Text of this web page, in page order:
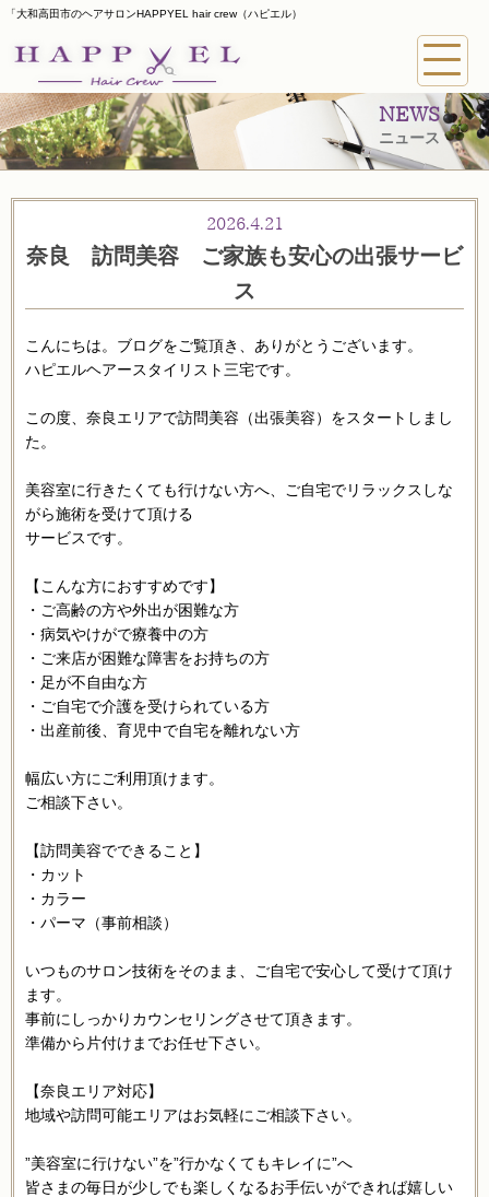
「大和高田市のヘアサロンHAPPYEL hair crew（ハピエル）
NEWS
ニュース
2026.4.21
奈良 訪問美容 ご家族も安心の出張サービ
ス
こんにちは。ブログをご覧頂き、ありがとうございます。
ハピエルヘアースタイリスト三宅です。
この度、奈良エリアで訪問美容（出張美容）をスタートしまし
た。
美容室に行きたくても行けない方へ、ご自宅でリラックスしな
がら施術を受けて頂ける
サービスです。
【こんな方におすすめです】
・ご高齢の方や外出が困難な方
・病気やけがで療養中の方
・ご来店が困難な障害をお持ちの方
・足が不自由な方
・ご自宅で介護を受けられている方
・出産前後、育児中で自宅を離れない方
幅広い方にご利用頂けます。
ご相談下さい。
【訪問美容でできること】
・カット
・カラー
・パーマ（事前相談）
いつものサロン技術をそのまま、ご自宅で安心して受けて頂け
ます。
事前にしっかりカウンセリングさせて頂きます。
準備から片付けまでお任せ下さい。
【奈良エリア対応】
地域や訪問可能エリアはお気軽にご相談下さい。
”美容室に行けない”を”行かなくてもキレイに”へ
皆さまの毎日が少しでも楽しくなるお手伝いができれば嬉しい